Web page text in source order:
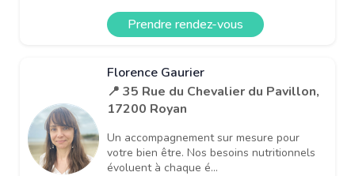
Prendre rendez-vous
Florence Gaurier
📍 35 Rue du Chevalier du Pavillon,
17200 Royan
Un accompagnement sur mesure pour
votre bien être. Nos besoins nutritionnels
évoluent à chaque é...